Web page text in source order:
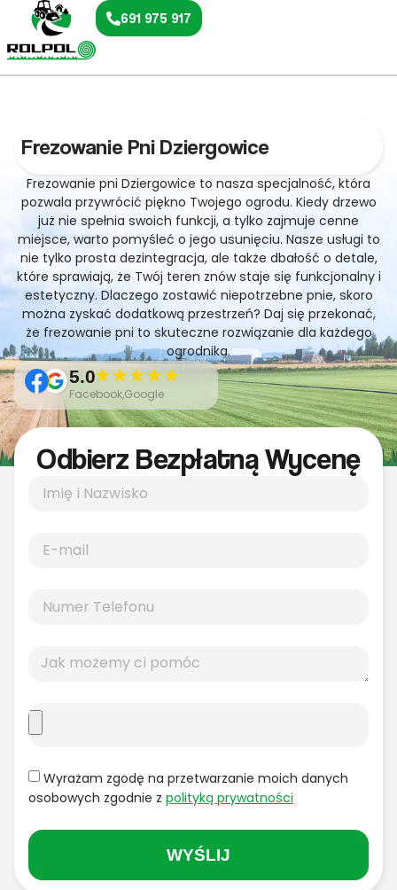
691 975 917
Frezowanie Pni Dziergowice
Frezowanie pni Dziergowice to nasza specjalność, która
pozwala przywrócić piękno Twojego ogrodu. Kiedy drzewo
już nie spełnia swoich funkcji, a tylko zajmuje cenne
miejsce, warto pomyśleć o jego usunięciu. Nasze usługi to
nie tylko prosta dezintegracja, ale także dbałość o detale,
które sprawiają, że Twój teren znów staje się funkcjonalny i
estetyczny. Dlaczego zostawić niepotrzebne pnie, skoro
można zyskać dodatkową przestrzeń? Daj się przekonać,
że frezowanie pni to skuteczne rozwiązanie dla każdego
ogrodnika.
5.0
Facebook,Google
Odbierz Bezpłatną Wycenę
Wyrażam zgodę na przetwarzanie moich danych
osobowych zgodnie z polityką prywatności
WYŚLIJ